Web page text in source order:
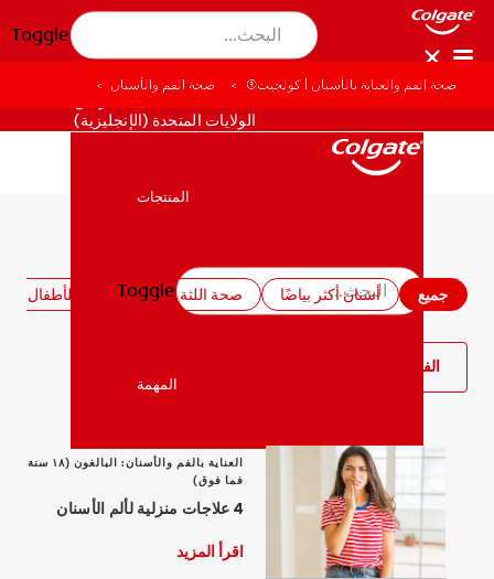
Toggle
صحة الفم والأسنان
المهمة
الولايات المتحدة (الإنجليزية)
المنتجات
صحة الفم والأسنان
المهمة
Toggle
صحة الفم والعناية بالأسنان | كولجيت® صحة الفم والأسنان
جميع أسنان أكثر بياضًا صحة اللثة صحة الفم للأطفال
الفلتر
العناية بالفم والأسنان: البالغون (١٨ سنة
فما فوق)
4 علاجات منزلية لألم الأسنان
اقرأ المزيد